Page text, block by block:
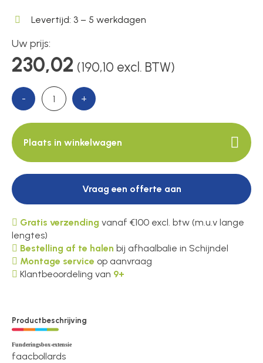
Over ons
Contact
Levertijd: 3 – 5 werkdagen
Uw prijs:
230,02 (190,10 excl. BTW)
- +
Plaats in winkelwagen
Vraag een offerte aan
Gratis verzending vanaf €100 excl. btw (m.u.v lange
lengtes)
Bestelling af te halen bij afhaalbalie in Schijndel
Montage service op aanvraag
Klantbeoordeling van 9+
Productbeschrijving
Funderingsbox-extensie
faacbollards